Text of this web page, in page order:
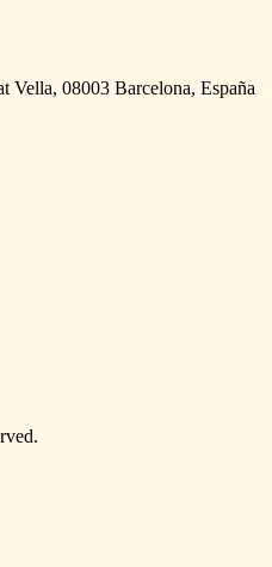
Vella, 08003 Barcelona, España